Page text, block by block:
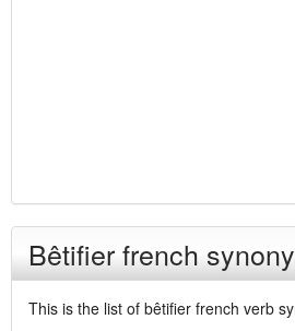
Bêtifier french
This is the list of bêtifier french verb